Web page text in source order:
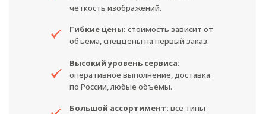
четкость изображений.
Гибкие цены: стоимость зависит от
объема, спеццены на первый заказ.
Высокий уровень сервиса:
оперативное выполнение, доставка
по России, любые объемы.
Большой ассортимент: все типы